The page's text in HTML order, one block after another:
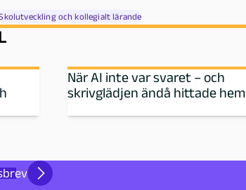
och kollegialt lärande
När AI inte var svaret – och
skrivglädjen ändå hittade hem